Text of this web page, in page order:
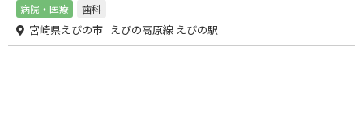
病院・医療 歯科
宮崎県えびの市 えびの高原線 えびの駅